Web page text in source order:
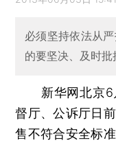
必须坚持依法从
的要坚决、及时批
新华网北京6
督厅、公诉厅日
售不符合安全标